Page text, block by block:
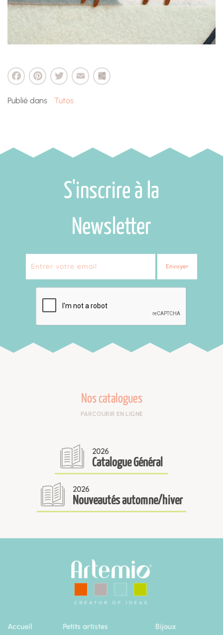
Pinterest
TwitterEmail
Partager
Publié dans Tutos
S'inscrire à la
Newsletter
Envoyer
Nos catalogues
PARCOURIR EN LIGNE
2026
Catalogue Général
2026
Nouveautés automne/hiver
Accueil Petits artistes Bijoux